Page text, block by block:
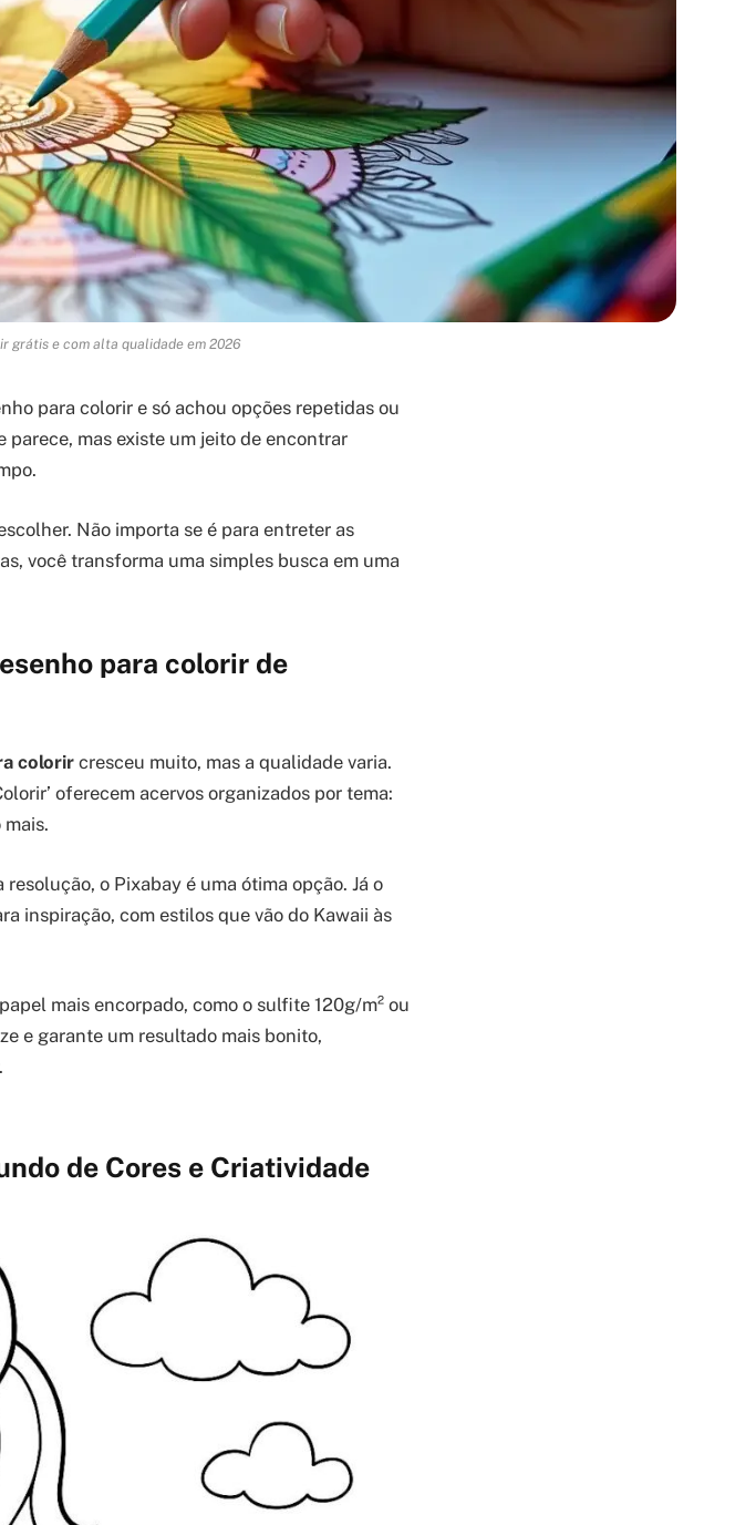
grátis e com alta qualidade em 2026
para colorir e só achou opções repetidas ou
parece, mas existe um jeito de encontrar
Não importa se é para entreter as
você transforma uma simples busca em uma
para colorir de
colorir cresceu muito, mas a qualidade varia.
oferecem acervos organizados por tema:
o Pixabay é uma ótima opção. Já o
inspiração, com estilos que vão do Kawaii às
mais encorpado, como o sulfite 120g/m² ou
e garante um resultado mais bonito,
de Cores e Criatividade